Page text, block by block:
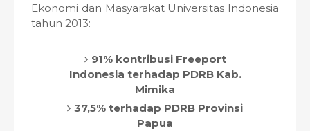
Ekonomi dan Masyarakat Universitas Indonesia
tahun 2013:
91% kontribusi Freeport
Indonesia terhadap PDRB Kab.
Mimika
37,5% terhadap PDRB Provinsi
Papua